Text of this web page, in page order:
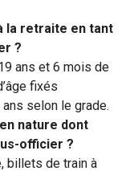
la retraite en tant
?
ans et 6 mois de
fixés
selon le grade.
nature dont
officier ?
billets de train à